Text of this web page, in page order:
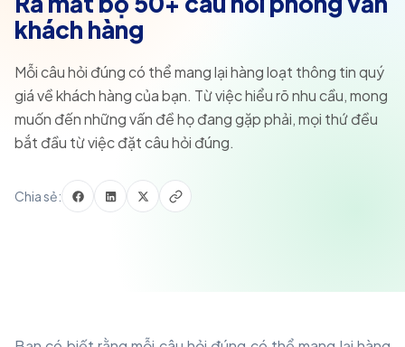
khách hàng
Mỗi câu hỏi đúng có thể mang lại hàng loạt thông tin quý
giá về khách hàng của bạn. Từ việc hiểu rõ nhu cầu, mong
muốn đến những vấn đề họ đang gặp phải, mọi thứ đều
bắt đầu từ việc đặt câu hỏi đúng.
Chia sẻ: